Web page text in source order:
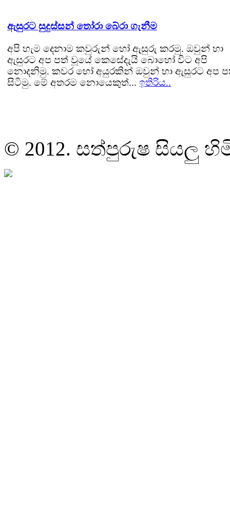
ඇසුරට සුදුස්සන් තෝරා බේරා ගැනීම
අපි හැම දෙනාම කවුරුන් හෝ ඇසුරු කරමු. ඔවුන් හා
ඇසුරට අප පත් වූයේ කෙසේදැයි බොහෝ විට අපි
නොදනිමු. කවර හෝ අයුරකින් ඔවුන් හා ඇසුරට අප
සිටිමු. මේ අතරම නොයෙකුත්... ඉතිරිය..
© 2012. සත්පුරුෂ සියලු